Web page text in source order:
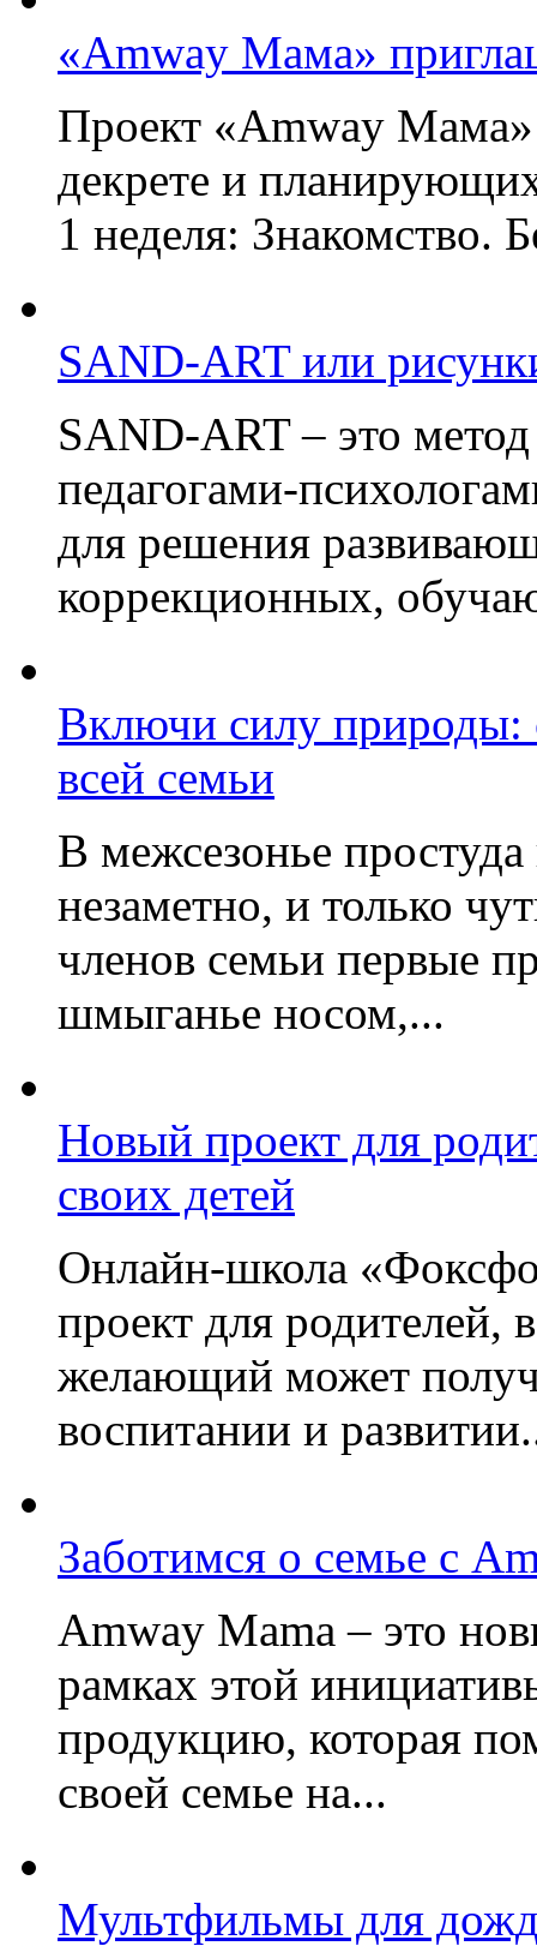
«Amway Мама»
Проект «Amway
декрете и
1 неделя: Знакомство.
SAND-ART или
SAND-ART – это
педагогами-
для решения
коррекционных,
Включи силу
всей семьи
В межсезонье
незаметно, и только
членов семьи первые
шмыганье носом,...
Новый проект для
своих детей
Онлайн-школа
проект для родителей,
желающий может
воспитании и
Заботимся о семье с
Amway Mama – это
рамках этой
продукцию, которая
своей семье на...
Мультфильмы для